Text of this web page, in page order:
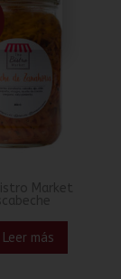
Leer más